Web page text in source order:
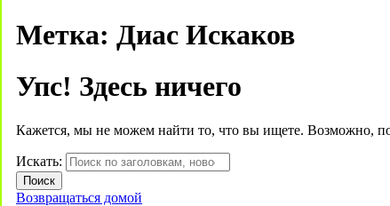
Метка: Диас Искаков
Упс! Здесь ничего
Кажется, мы не можем найти то, что вы ищете. Возможно,
Искать:
Возвращаться домой